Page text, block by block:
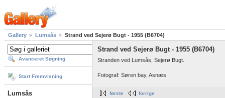
Gallery Lumsås Strand ved Sejerø Bugt - 1955 (B6704)
Avanceret Søgning
Start Fremvisning
Lumsås
Strand ved Sejerø Bugt - 1955 (B6704)
Stranden ved Lumsås, Sejerø Bugt.
Fotograf: Søren bay, Asnæs
første forrige